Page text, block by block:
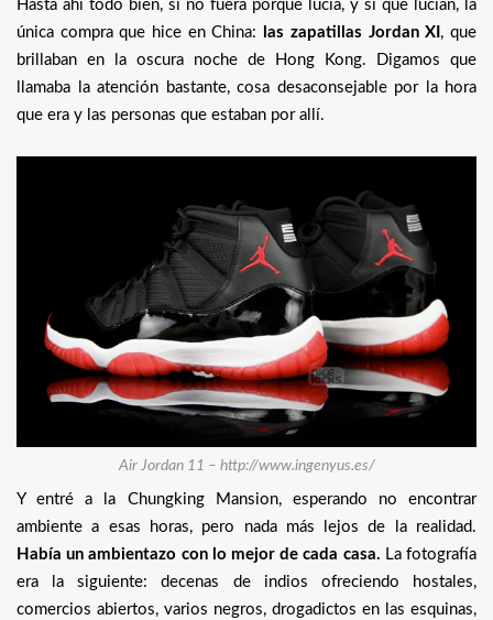
Hasta ahí todo bien, si no fuera porque lucía, y si que lucían, la
única compra que hice en China:
las zapatillas Jordan XI , que
brillaban en la oscura noche de Hong Kong. Digamos que
llamaba la atención bastante, cosa desaconsejable por la hora
que era y las personas que estaban por allí.
Air Jordan 11 – http://www.ingenyus.es/
Y entré a la Chungking Mansion, esperando no encontrar
ambiente a esas horas, pero nada más lejos de la realidad.
Había un ambientazo con lo mejor de cada casa. La fotografía
era la siguiente: decenas de indios ofreciendo hostales,
comercios abiertos, varios negros, drogadictos en las esquinas,